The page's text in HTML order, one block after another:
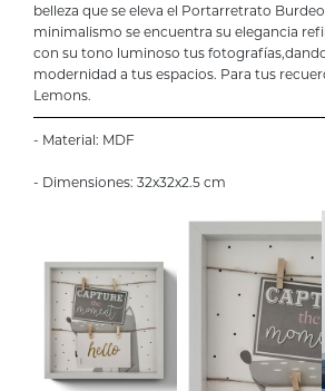
belleza que se eleva el Portarretrato
minimalismo se encuentra su elegancia
con su tono luminoso tus
modernidad a tus espacios. Para tus
Lemons.
- Material: MDF
- Dimensiones: 32x32x2.5 cm